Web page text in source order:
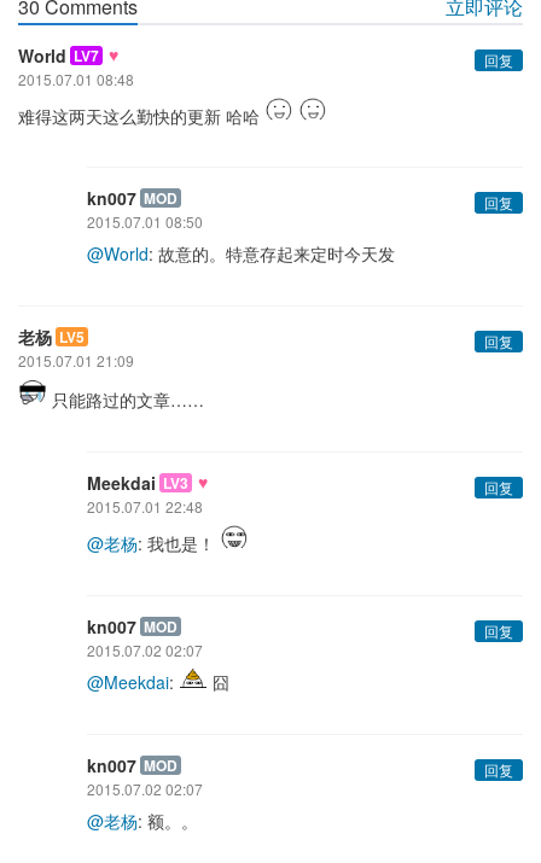
30 Comments 立即评论
World LV7 ♥
回复
2015.07.01 08:48
难得这两天这么勤快的更新 哈哈
kn007 MOD
回复
2015.07.01 08:50
@World: 故意的。特意存起来定时今天发
老杨 LV5
回复
2015.07.01 21:09
只能路过的文章……
Meekdai LV3 ♥
回复
2015.07.01 22:48
@老杨: 我也是！
kn007 MOD
回复
2015.07.02 02:07
@Meekdai: 囧
kn007 MOD
回复
2015.07.02 02:07
@老杨: 额。。